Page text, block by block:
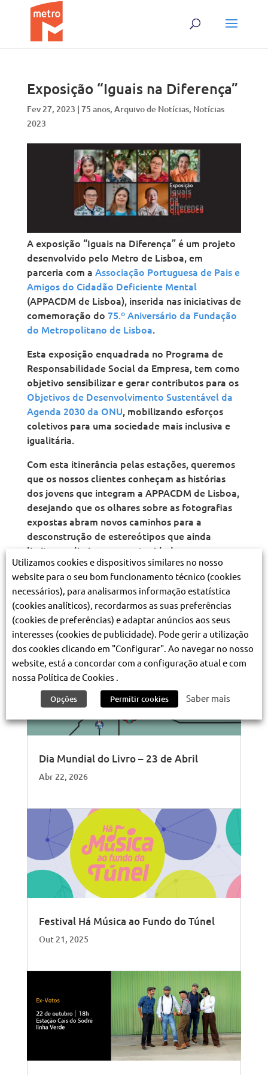
Exposição “Iguais na Diferença”
Fev 27, 2023 | 75 anos, Arquivo de Notícias, Notícias
2023
A exposição “Iguais na Diferença” é um projeto
desenvolvido pelo Metro de Lisboa, em
parceria com a Associação Portuguesa de Pais e
Amigos do Cidadão Deficiente Mental
(APPACDM de Lisboa), inserida nas iniciativas de
comemoração do 75.º Aniversário da Fundação
do Metropolitano de Lisboa.
Esta exposição enquadrada no Programa de
Responsabilidade Social da Empresa, tem como
objetivo sensibilizar e gerar contributos para os
Objetivos de Desenvolvimento Sustentável da
Agenda 2030 da ONU, mobilizando esforços
coletivos para uma sociedade mais inclusiva e
igualitária.
Com esta itinerância pelas estações, queremos
que os nossos clientes conheçam as histórias
dos jovens que integram a APPACDM de Lisboa,
desejando que os olhares sobre as fotografias
expostas abram novos caminhos para a
desconstrução de estereótipos que ainda
limitam e diminuem oportunidades.
Estações e datas da exposição:
Baixa-Chiado | a partir de 28 fevereiro;
Marquês de Pombal| a partir de 28 de março
Alameda| a partir de 26 de abril.
Notícias relacionadas:
Dia Mundial do Livro – 23 de Abril
Abr 22, 2026
Festival Há Música ao Fundo do Túnel
Out 21, 2025
Utilizamos cookies e dispositivos similares no nosso
website para o seu bom funcionamento técnico (cookies
necessários), para analisarmos informação estatística
(cookies analíticos), recordarmos as suas preferências
(cookies de preferências) e adaptar anúncios aos seus
interesses (cookies de publicidade). Pode gerir a utilização
dos cookies clicando em "Configurar". Ao navegar no nosso
website, está a concordar com a configuração atual e com
nossa Política de Cookies .
Opções Permitir cookies Saber mais